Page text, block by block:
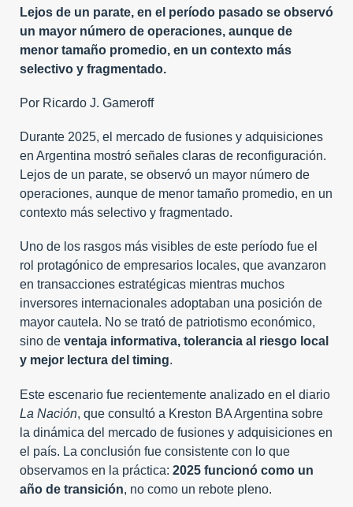
Lejos de un parate, en el período pasado se observó
un mayor número de operaciones, aunque de
menor tamaño promedio, en un contexto más
selectivo y fragmentado.
Por Ricardo J. Gameroff
Durante 2025, el mercado de fusiones y adquisiciones
en Argentina mostró señales claras de reconfiguración.
Lejos de un parate, se observó un mayor número de
operaciones, aunque de menor tamaño promedio, en un
contexto más selectivo y fragmentado.
Uno de los rasgos más visibles de este período fue el
rol protagónico de empresarios locales, que avanzaron
en transacciones estratégicas mientras muchos
inversores internacionales adoptaban una posición de
mayor cautela. No se trató de patriotismo económico,
sino de ventaja informativa, tolerancia al riesgo local
y mejor lectura del timing.
Este escenario fue recientemente analizado en el diario
La Nación, que consultó a Kreston BA Argentina sobre
la dinámica del mercado de fusiones y adquisiciones en
el país. La conclusión fue consistente con lo que
observamos en la práctica: 2025 funcionó como un
año de transición, no como un rebote pleno.